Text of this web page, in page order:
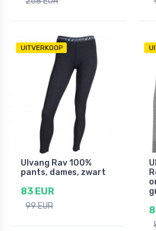
UITVERKOOP
Ulvang Rav 100%
pants, dames, zwart
83 EUR
99 EUR